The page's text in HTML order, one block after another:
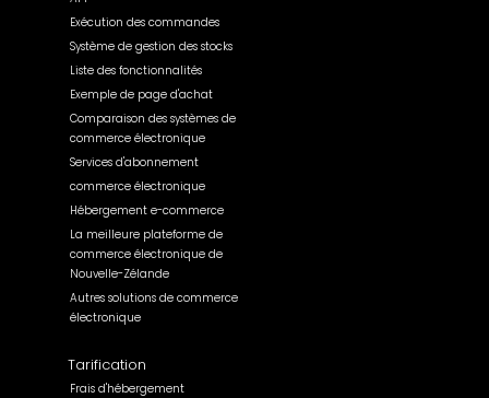
Exécution des commandes
Système de gestion des stocks
Liste des fonctionnalités
Exemple de page d'achat
Comparaison des systèmes de
commerce électronique
Services d'abonnement
commerce électronique
Hébergement e-commerce
La meilleure plateforme de
commerce électronique de
Nouvelle-Zélande
Autres solutions de commerce
électronique
Tarification
Frais d'hébergement